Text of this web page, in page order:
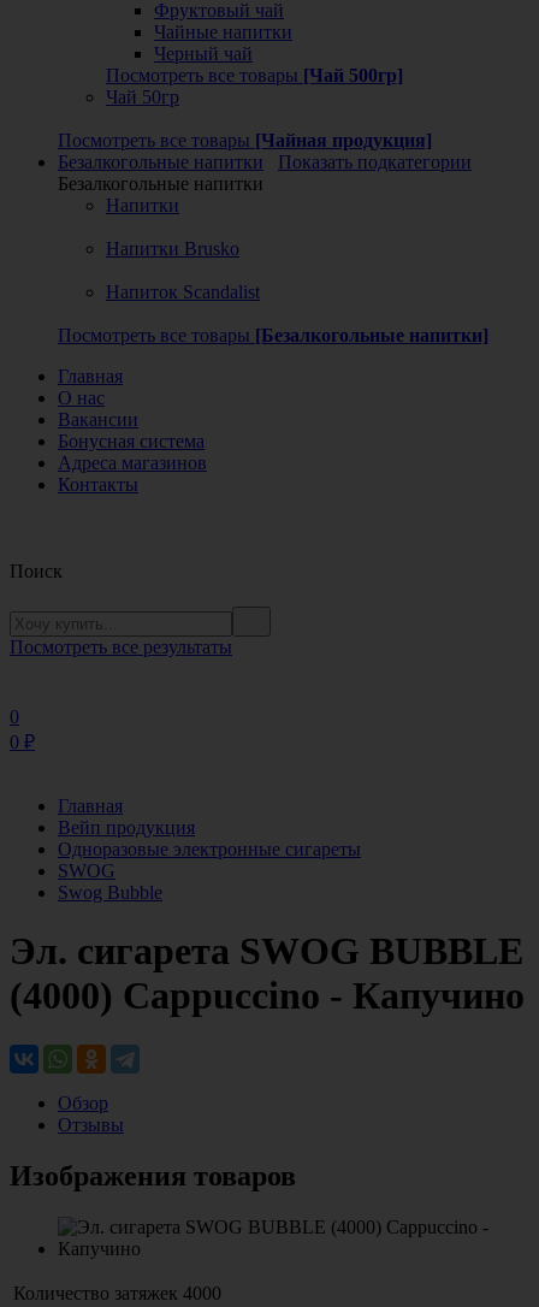
Фруктовый чай
Чайные напитки
Черный чай
Посмотреть все товары [Чай 500гр]
Чай 50гр
Посмотреть все товары [Чайная продукция]
Безалкогольные напитки
Показать подкатегории
Безалкогольные напитки
Напитки
Напитки Brusko
Напиток Scandalist
Посмотреть все товары [Безалкогольные напитки]
Главная
О нас
Вакансии
Бонусная система
Адреса магазинов
Контакты
Поиск
Посмотреть все результаты
0
0 ₽
Главная
Вейп продукция
Одноразовые электронные сигареты
SWOG
Swog Bubble
Эл. сигарета SWOG BUBBLE
(4000) Cappuccino - Капучино
Обзор
Отзывы
Изображения товаров
Количество затяжек 4000